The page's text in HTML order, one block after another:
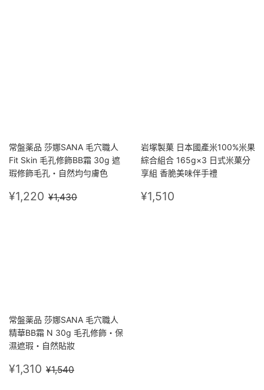
常盤薬品 莎娜SANA 毛穴職人
Fit Skin 毛孔修飾BB霜 30g 遮
瑕修飾毛孔・自然均勻膚色
售
價
¥1,220 ¥1,220
定價
¥1,430
岩塚製菓 日本國產米100%米果
綜合組合 165g×3 日式米菓分
享組 香脆美味伴手禮
定
價
¥1,510
常盤薬品 莎娜SANA 毛穴職人
精華BB霜 N 30g 毛孔修飾・保
濕遮瑕・自然貼妝
售
價
¥1,310 ¥1,310
定價
¥1,540